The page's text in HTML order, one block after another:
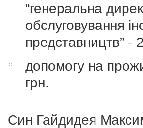
“генеральна
обслуговування
представництв” -
допомогу на
грн.
Син Гайдидея